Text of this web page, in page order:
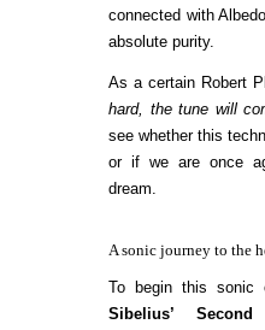
connected with
absolute purity.
As a certain Robert
hard, the tune will
see whether this
or if we are once
dream.
A sonic journey to the
To begin this sonic
Sibelius’ Second